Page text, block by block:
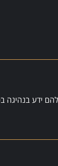
ידע בנהיגה